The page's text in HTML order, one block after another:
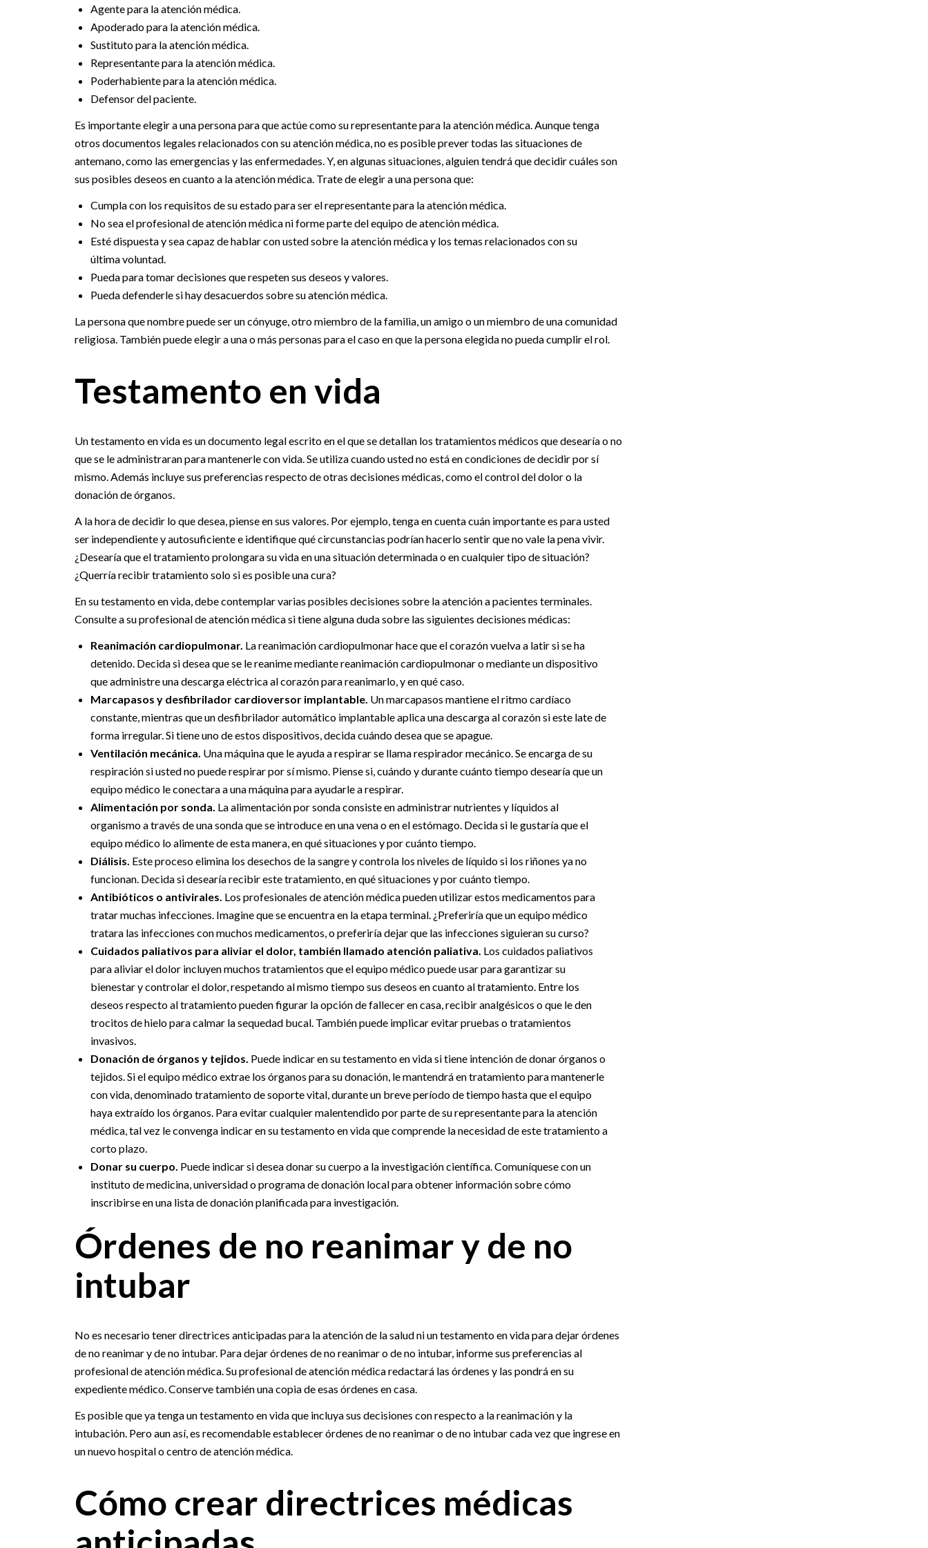
Agente para la atención médica.
Apoderado para la atención médica.
Sustituto para la atención médica.
Representante para la atención médica.
Poderhabiente para la atención médica.
Defensor del paciente.
Es importante elegir a una persona para que actúe como su representante para la atención médica. Aunque tenga
otros documentos legales relacionados con su atención médica, no es posible prever todas las situaciones de
antemano, como las emergencias y las enfermedades. Y, en algunas situaciones, alguien tendrá que decidir cuáles son
sus posibles deseos en cuanto a la atención médica. Trate de elegir a una persona que:
Cumpla con los requisitos de su estado para ser el representante para la atención médica.
No sea el profesional de atención médica ni forme parte del equipo de atención médica.
Esté dispuesta y sea capaz de hablar con usted sobre la atención médica y los temas relacionados con su
última voluntad.
Pueda para tomar decisiones que respeten sus deseos y valores.
Pueda defenderle si hay desacuerdos sobre su atención médica.
La persona que nombre puede ser un cónyuge, otro miembro de la familia, un amigo o un miembro de una comunidad
religiosa. También puede elegir a una o más personas para el caso en que la persona elegida no pueda cumplir el rol.
Testamento en vida
Un testamento en vida es un documento legal escrito en el que se detallan los tratamientos médicos que desearía o no
que se le administraran para mantenerle con vida. Se utiliza cuando usted no está en condiciones de decidir por sí
mismo. Además incluye sus preferencias respecto de otras decisiones médicas, como el control del dolor o la
donación de órganos.
A la hora de decidir lo que desea, piense en sus valores. Por ejemplo, tenga en cuenta cuán importante es para usted
ser independiente y autosuficiente e identifique qué circunstancias podrían hacerlo sentir que no vale la pena vivir.
¿Desearía que el tratamiento prolongara su vida en una situación determinada o en cualquier tipo de situación?
¿Querría recibir tratamiento solo si es posible una cura?
En su testamento en vida, debe contemplar varias posibles decisiones sobre la atención a pacientes terminales.
Consulte a su profesional de atención médica si tiene alguna duda sobre las siguientes decisiones médicas:
Reanimación cardiopulmonar. La reanimación cardiopulmonar hace que el corazón vuelva a latir si se ha
detenido. Decida si desea que se le reanime mediante reanimación cardiopulmonar o mediante un dispositivo
que administre una descarga eléctrica al corazón para reanimarlo, y en qué caso.
Marcapasos y desfibrilador cardioversor implantable. Un marcapasos mantiene el ritmo cardíaco
constante, mientras que un desfibrilador automático implantable aplica una descarga al corazón si este late de
forma irregular. Si tiene uno de estos dispositivos, decida cuándo desea que se apague.
Ventilación mecánica. Una máquina que le ayuda a respirar se llama respirador mecánico. Se encarga de su
respiración si usted no puede respirar por sí mismo. Piense si, cuándo y durante cuánto tiempo desearía que un
equipo médico le conectara a una máquina para ayudarle a respirar.
Alimentación por sonda. La alimentación por sonda consiste en administrar nutrientes y líquidos al
organismo a través de una sonda que se introduce en una vena o en el estómago. Decida si le gustaría que el
equipo médico lo alimente de esta manera, en qué situaciones y por cuánto tiempo.
Diálisis. Este proceso elimina los desechos de la sangre y controla los niveles de líquido si los riñones ya no
funcionan. Decida si desearía recibir este tratamiento, en qué situaciones y por cuánto tiempo.
Antibióticos o antivirales. Los profesionales de atención médica pueden utilizar estos medicamentos para
tratar muchas infecciones. Imagine que se encuentra en la etapa terminal. ¿Preferiría que un equipo médico
tratara las infecciones con muchos medicamentos, o preferiría dejar que las infecciones siguieran su curso?
Cuidados paliativos para aliviar el dolor, también llamado atención paliativa. Los cuidados paliativos
para aliviar el dolor incluyen muchos tratamientos que el equipo médico puede usar para garantizar su
bienestar y controlar el dolor, respetando al mismo tiempo sus deseos en cuanto al tratamiento. Entre los
deseos respecto al tratamiento pueden figurar la opción de fallecer en casa, recibir analgésicos o que le den
trocitos de hielo para calmar la sequedad bucal. También puede implicar evitar pruebas o tratamientos
invasivos.
Donación de órganos y tejidos. Puede indicar en su testamento en vida si tiene intención de donar órganos o
tejidos. Si el equipo médico extrae los órganos para su donación, le mantendrá en tratamiento para mantenerle
con vida, denominado tratamiento de soporte vital, durante un breve período de tiempo hasta que el equipo
haya extraído los órganos. Para evitar cualquier malentendido por parte de su representante para la atención
médica, tal vez le convenga indicar en su testamento en vida que comprende la necesidad de este tratamiento a
corto plazo.
Donar su cuerpo. Puede indicar si desea donar su cuerpo a la investigación científica. Comuníquese con un
instituto de medicina, universidad o programa de donación local para obtener información sobre cómo
inscribirse en una lista de donación planificada para investigación.
Órdenes de no reanimar y de no
intubar
No es necesario tener directrices anticipadas para la atención de la salud ni un testamento en vida para dejar órdenes
de no reanimar y de no intubar. Para dejar órdenes de no reanimar o de no intubar, informe sus preferencias al
profesional de atención médica. Su profesional de atención médica redactará las órdenes y las pondrá en su
expediente médico. Conserve también una copia de esas órdenes en casa.
Es posible que ya tenga un testamento en vida que incluya sus decisiones con respecto a la reanimación y la
intubación. Pero aun así, es recomendable establecer órdenes de no reanimar o de no intubar cada vez que ingrese en
un nuevo hospital o centro de atención médica.
Cómo crear directrices médicas